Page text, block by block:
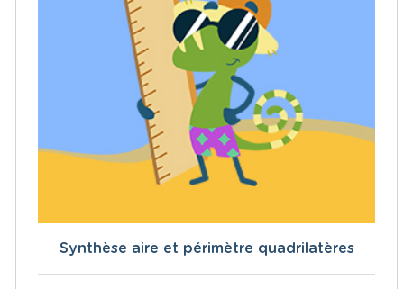
Synthèse aire et périmètre quadrilatères